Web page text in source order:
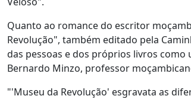
Quanto ao romance do escritor
Revolução", também editado pela
das pessoas e dos próprios livros
Bernardo Minzo, professor
"'Museu da Revolução' esgravata as